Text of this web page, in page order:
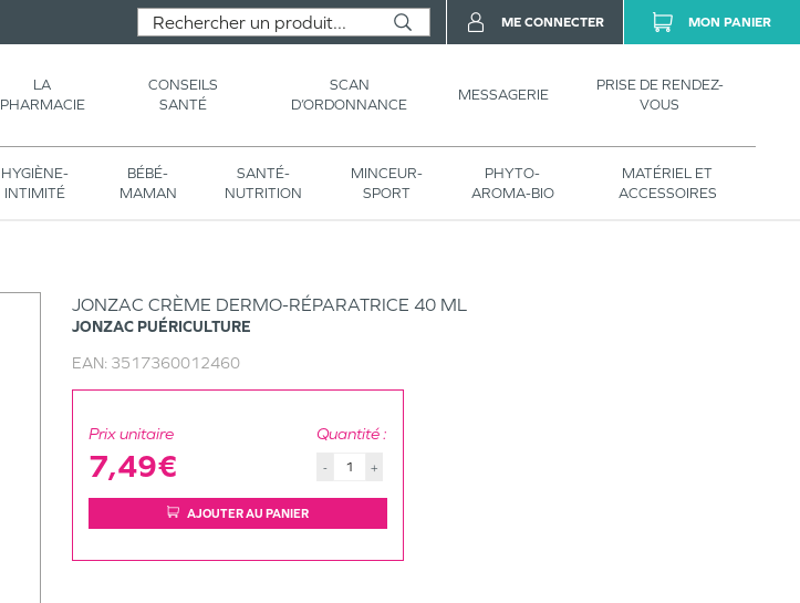
LA
PHARMACIE
CONSEILS
SANTÉ
SCAN
D’ORDONNANCE
MESSAGERIE
PRISE DE RENDEZ-
VOUS
HYGIÈNE-
INTIMITÉ
BÉBÉ-
MAMAN
SANTÉ-
NUTRITION
MINCEUR-
SPORT
PHYTO-
AROMA-BIO
MATÉRIEL ET
ACCESSOIRES
ME CONNECTER MON PANIER
JONZAC CRÈME DERMO-RÉPARATRICE 40 ML
JONZAC PUÉRICULTURE
EAN: 3517360012460
Prix unitaire
7,49€
Quantité :
- +
AJOUTER AU PANIER